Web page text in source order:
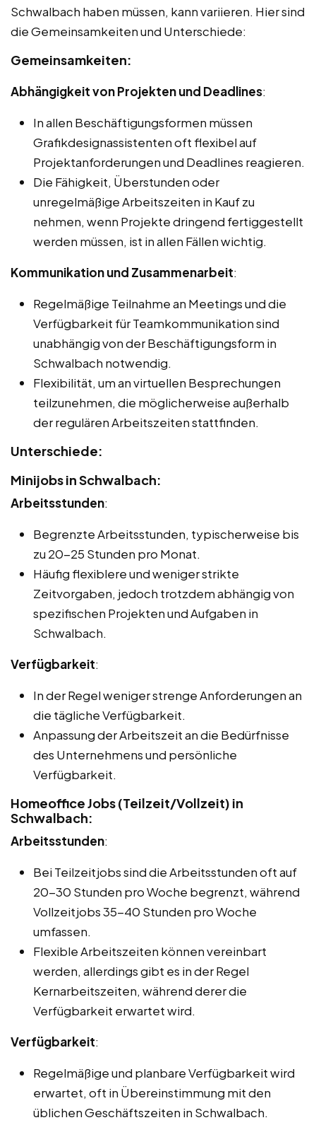
Schwalbach haben müssen, kann variieren. Hier sind
die Gemeinsamkeiten und Unterschiede:
Gemeinsamkeiten:
Abhängigkeit von Projekten und Deadlines:
In allen Beschäftigungsformen müssen
Grafikdesignassistenten oft flexibel auf
Projektanforderungen und Deadlines reagieren.
Die Fähigkeit, Überstunden oder
unregelmäßige Arbeitszeiten in Kauf zu
nehmen, wenn Projekte dringend fertiggestellt
werden müssen, ist in allen Fällen wichtig.
Kommunikation und Zusammenarbeit:
Regelmäßige Teilnahme an Meetings und die
Verfügbarkeit für Teamkommunikation sind
unabhängig von der Beschäftigungsform in
Schwalbach notwendig.
Flexibilität, um an virtuellen Besprechungen
teilzunehmen, die möglicherweise außerhalb
der regulären Arbeitszeiten stattfinden.
Unterschiede:
Minijobs in Schwalbach:
Arbeitsstunden:
Begrenzte Arbeitsstunden, typischerweise bis
zu 20-25 Stunden pro Monat.
Häufig flexiblere und weniger strikte
Zeitvorgaben, jedoch trotzdem abhängig von
spezifischen Projekten und Aufgaben in
Schwalbach.
Verfügbarkeit:
In der Regel weniger strenge Anforderungen an
die tägliche Verfügbarkeit.
Anpassung der Arbeitszeit an die Bedürfnisse
des Unternehmens und persönliche
Verfügbarkeit.
Homeoffice Jobs (Teilzeit/Vollzeit) in
Schwalbach:
Arbeitsstunden:
Bei Teilzeitjobs sind die Arbeitsstunden oft auf
20-30 Stunden pro Woche begrenzt, während
Vollzeitjobs 35-40 Stunden pro Woche
umfassen.
Flexible Arbeitszeiten können vereinbart
werden, allerdings gibt es in der Regel
Kernarbeitszeiten, während derer die
Verfügbarkeit erwartet wird.
Verfügbarkeit:
Regelmäßige und planbare Verfügbarkeit wird
erwartet, oft in Übereinstimmung mit den
üblichen Geschäftszeiten in Schwalbach.